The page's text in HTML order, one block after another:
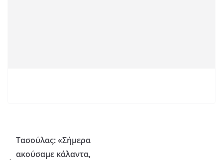
Τασούλας: «Σήμερα
ακούσαμε κάλαντα,